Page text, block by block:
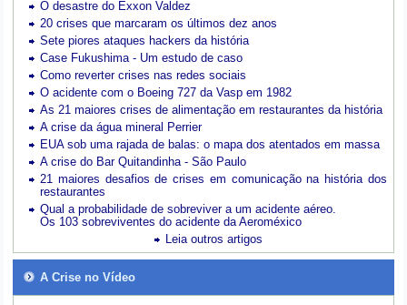
O desastre do Exxon Valdez
20 crises que marcaram os últimos dez anos
Sete piores ataques hackers da história
Case Fukushima - Um estudo de caso
Como reverter crises nas redes sociais
O acidente com o Boeing 727 da Vasp em 1982
As 21 maiores crises de alimentação em restaurantes da história
A crise da água mineral Perrier
EUA sob uma rajada de balas: o mapa dos atentados em massa
A crise do Bar Quitandinha - São Paulo
21 maiores desafios de crises em comunicação na história dos
restaurantes
Qual a probabilidade de sobreviver a um acidente aéreo.
Os 103 sobreviventes do acidente da Aeroméxico
Leia outros artigos
A Crise no Vídeo